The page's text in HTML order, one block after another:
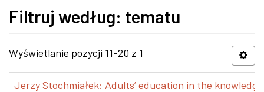
Filtruj według: tematu
Wyświetlanie pozycji 11-20 z 1
Jerzy Stochmiałek: Adults’ education in the